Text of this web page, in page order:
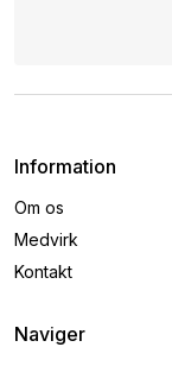
Information
Om os
Medvirk
Kontakt
Naviger